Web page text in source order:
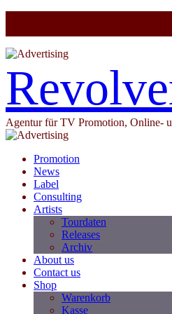
Agentur für TV Promotion, Online-
Promotion
News
Label
Consulting
Artists
Tourdaten
Releases
Archiv
About us
Contact us
Shop
Warenkorb
Kasse